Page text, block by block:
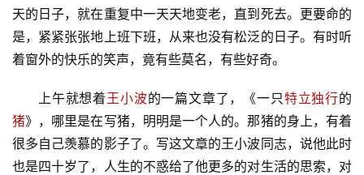
天的日子，就在重复中一天天地变老，直到死去。更要命的
是，紧紧张张地上班下班，从来也没有松泛的日子。有时听
着窗外的快乐的笑声，竟有些莫名，有些好奇。
上午就想着王小波的一篇文章了，《一只特立独行的
猪》，哪里是在写猪，明明是一个人的。那猪的身上，有着
很多自己羡慕的影子了。写这文章的王小波同志，说他此时
也是四十岁了，人生的不惑给了他更多的对生活的思索，对